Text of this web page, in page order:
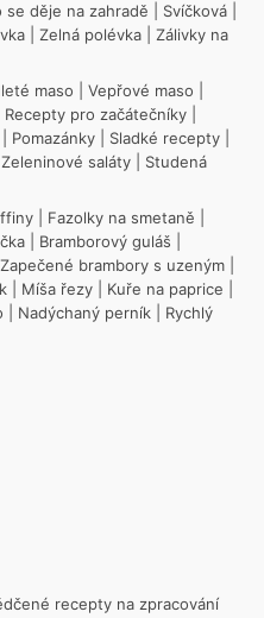
se děje na zahradě Svíčková
Zelná polévka
Zálivky na
maso Vepřové maso
Recepty pro začátečníky
Pomazánky Sladké recepty
Zeleninové saláty
Studená
Fazolky na smetaně
Bramborový guláš
Zapečené brambory s uzeným
Míša řezy Kuře na paprice
Nadýchaný perník
Rychlý
recepty na zpracování